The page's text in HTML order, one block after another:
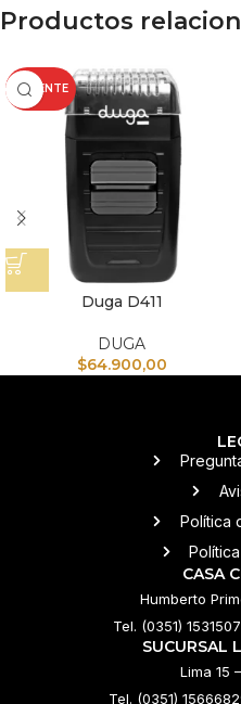
Productos
CALIENTE
Duga D411
DUGA
$64.900,00
Política
CASA
Humberto
Tel. (0351)
SUCURSAL
Lima 15
Tel. (0351)